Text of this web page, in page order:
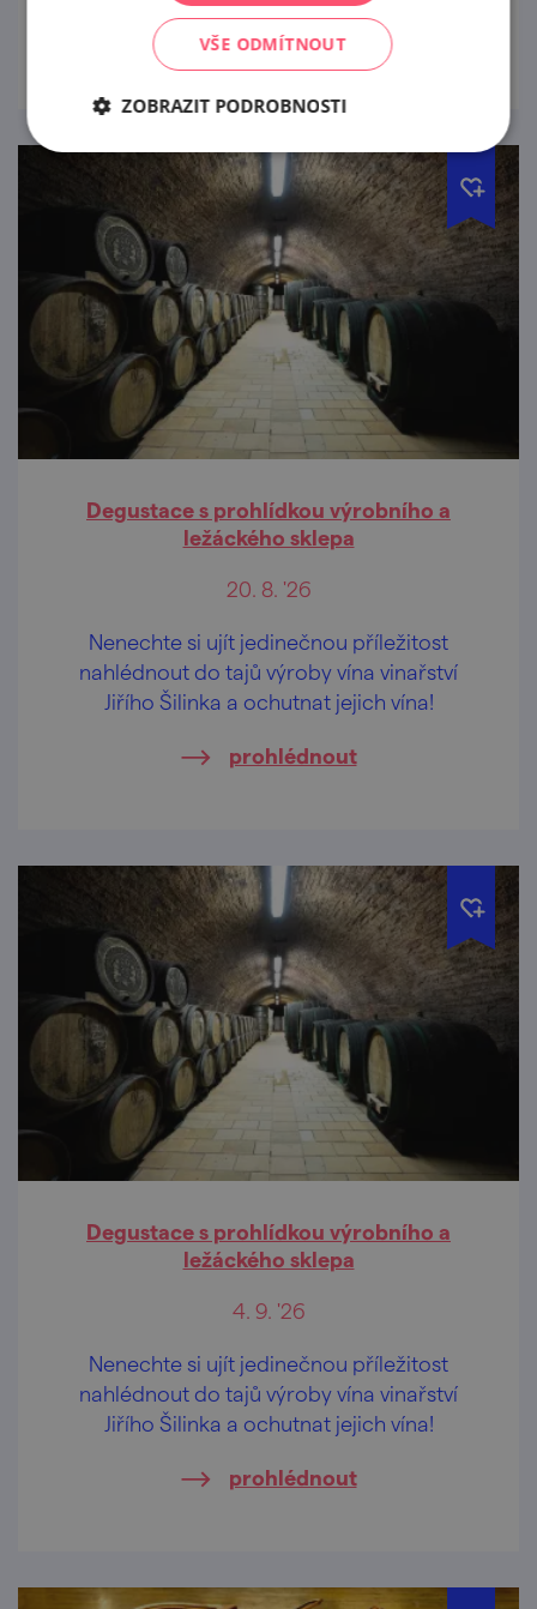
prohlédnout
Degustace s prohlídkou výrobního a
ležáckého sklepa
20. 8. '26
Nenechte si ujít jedinečnou příležitost
nahlédnout do tajů výroby vína vinařství
Jiřího Šilinka a ochutnat jejich vína!
prohlédnout
Degustace s prohlídkou výrobního a
ležáckého sklepa
4. 9. '26
Nenechte si ujít jedinečnou příležitost
nahlédnout do tajů výroby vína vinařství
Jiřího Šilinka a ochutnat jejich vína!
prohlédnout
VŠE ODMÍTNOUT
ZOBRAZIT PODROBNOSTI